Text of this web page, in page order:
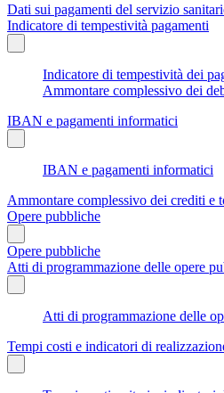
Dati sui pagamenti del servizio
Indicatore di tempestività pagamenti
Indicatore di tempestività dei
Ammontare complessivo dei
IBAN e pagamenti informatici
IBAN e pagamenti informatici
Ammontare complessivo dei crediti e
Opere pubbliche
Opere pubbliche
Atti di programmazione delle opere
Atti di programmazione delle
Tempi costi e indicatori di